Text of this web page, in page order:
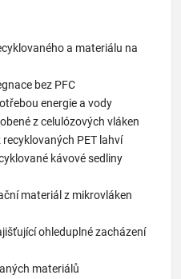
a materiálu na
bez PFC
energie a vody
z celulózových vláken
PET lahví
kávové sedliny
materiál z mikrovláken
ohleduplné zacházení
materiálů